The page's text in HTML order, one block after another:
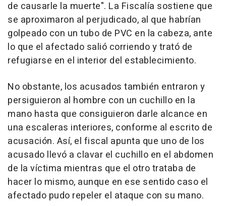
de causarle la muerte". La Fiscalía sostiene que
se aproximaron al perjudicado, al que habrían
golpeado con un tubo de PVC en la cabeza, ante
lo que el afectado salió corriendo y trató de
refugiarse en el interior del establecimiento.
No obstante, los acusados también entraron y
persiguieron al hombre con un cuchillo en la
mano hasta que consiguieron darle alcance en
una escaleras interiores, conforme al escrito de
acusación. Así, el fiscal apunta que uno de los
acusado llevó a clavar el cuchillo en el abdomen
de la víctima mientras que el otro trataba de
hacer lo mismo, aunque en ese sentido caso el
afectado pudo repeler el ataque con su mano.